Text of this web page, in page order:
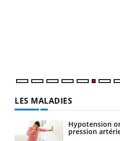
LES MALADIES
Hypotension
pression